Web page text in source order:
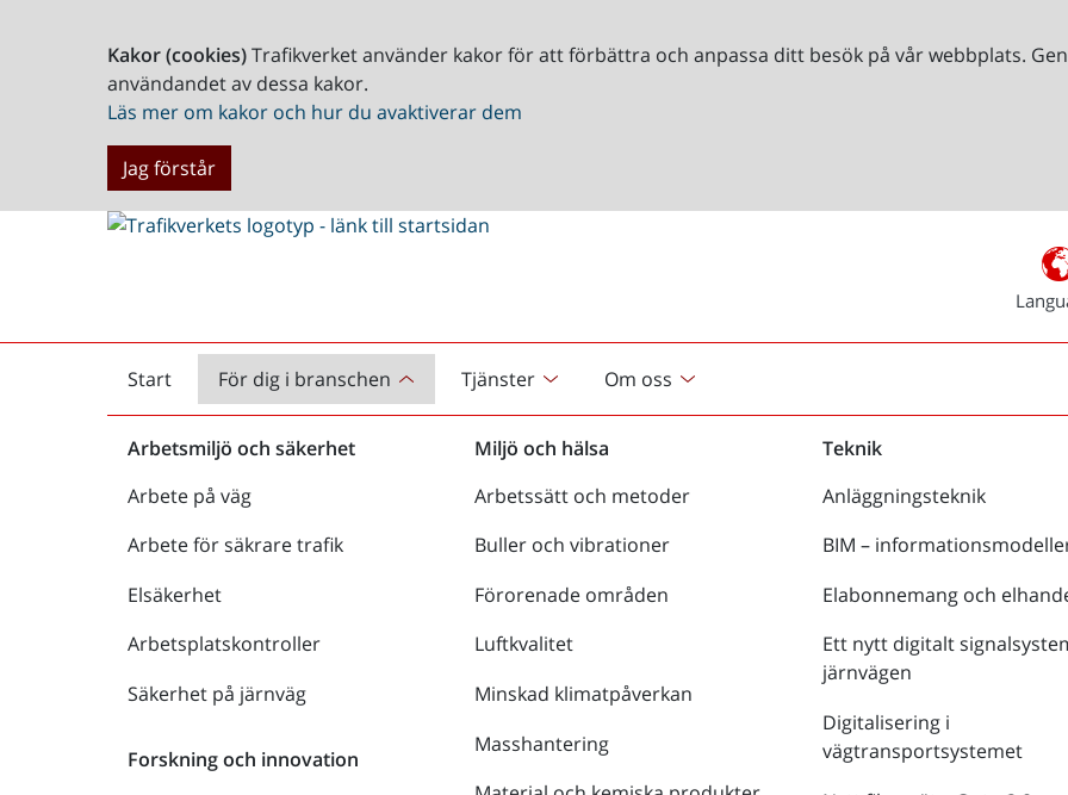
Kakor (cookies)Trafikverket använder kakor för att förbättra och anpassa ditt besök på vår webbplats.
användandet av dessa kakor.
Läs mer om kakor och hur du avaktiverar dem
Jag förstår
Start
Startsida För dig i branschen Tjänster Om oss
Arbetsmiljö och säkerhet
Arbete på väg
Arbete för säkrare trafik
Elsäkerhet
Arbetsplatskontroller
Säkerhet på järnväg
Forskning och innovation
Miljö och hälsa
Arbetssätt och metoder
Buller och vibrationer
Förorenade områden
Luftkvalitet
Minskad klimatpåverkan
Masshantering
Teknik
Anläggningsteknik
BIM –
Elabonnemang och
Ett nytt digitalt
järnvägen
Digitalisering i
vägtransportsystemet